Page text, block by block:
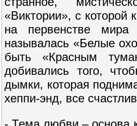
«Виктории», с которой
на первенстве
называлась «Белые
быть «Красным
добивались того,
дымки, которая
хеппи-энд, все